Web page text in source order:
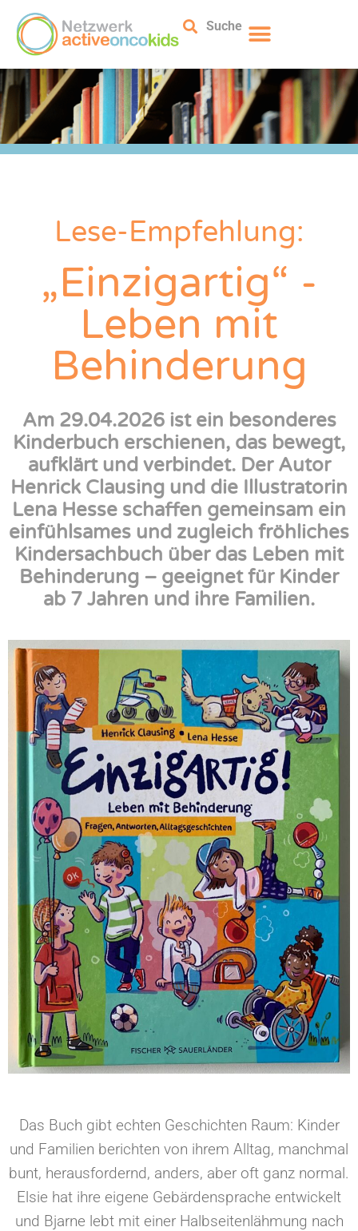
Suche
Lese-Empfehlung:
„Einzigartig“ -
Leben mit
Behinderung
Am 29.04.2026 ist ein besonderes
Kinderbuch erschienen, das bewegt,
aufklärt und verbindet. Der Autor
Henrick Clausing und die Illustratorin
Lena Hesse schaffen gemeinsam ein
einfühlsames und zugleich fröhliches
Kindersachbuch über das Leben mit
Behinderung – geeignet für Kinder
ab 7 Jahren und ihre Familien.
Das Buch gibt echten Geschichten Raum: Kinder
und Familien berichten von ihrem Alltag, manchmal
bunt, herausfordernd, anders, aber oft ganz normal.
Elsie hat ihre eigene Gebärdensprache entwickelt
und Bjarne lebt mit einer Halbseitenlähmung nach